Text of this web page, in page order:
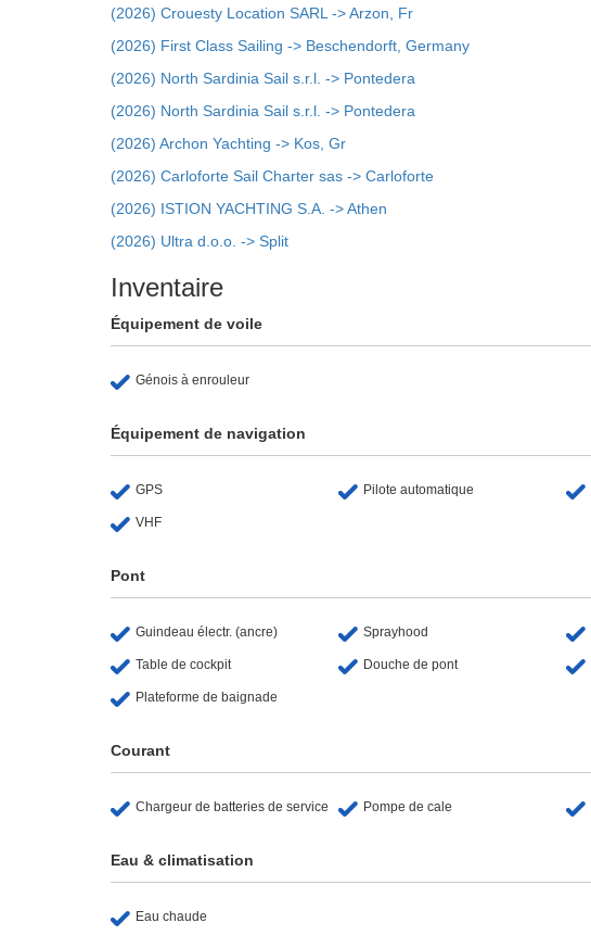
(2026) Crouesty Location SARL -> Arzon, Fr
(2026) First Class Sailing -> Beschendorft, Germany
(2026) North Sardinia Sail s.r.l. -> Pontedera
(2026) North Sardinia Sail s.r.l. -> Pontedera
(2026) Archon Yachting -> Kos, Gr
(2026) Carloforte Sail Charter sas -> Carloforte
(2026) ISTION YACHTING S.A. -> Athen
(2026) Ultra d.o.o. -> Split
Inventaire
Équipement de voile
Génois à enrouleur
Équipement de navigation
GPS Pilote automatique
VHF
Pont
Guindeau électr. (ancre) Sprayhood
Table de cockpit Douche de pont
Plateforme de baignade
Courant
Chargeur de batteries de service Pompe de cale
Eau & climatisation
Eau chaude